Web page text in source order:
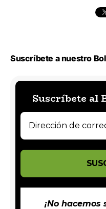
Suscríbete a nuestro
Suscríbete al
¡No